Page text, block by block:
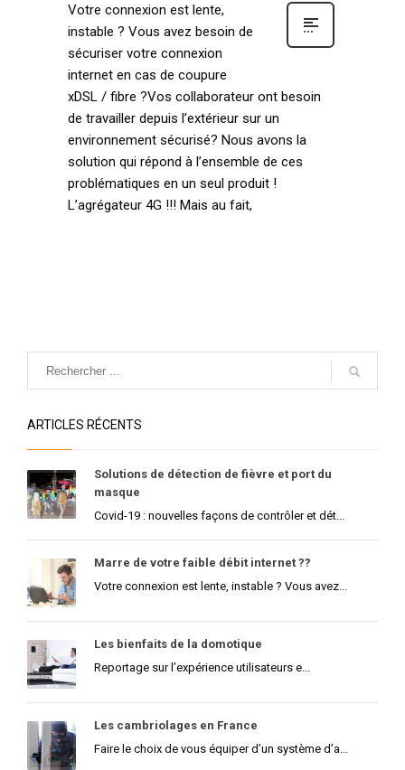
Votre connexion est lente,
instable ? Vous avez besoin de
sécuriser votre connexion
internet en cas de coupure
xDSL / fibre ?Vos collaborateur ont besoin
de travailler depuis l’extérieur sur un
environnement sécurisé? Nous avons la
solution qui répond à l’ensemble de ces
problématiques en un seul produit !
L’agrégateur 4G !!! Mais au fait,
ARTICLES RÉCENTS
Solutions de détection de fièvre et port du
masque
Covid-19 : nouvelles façons de contrôler et dét...
Marre de votre faible débit internet ??
Votre connexion est lente, instable ? Vous avez...
Les bienfaits de la domotique
Reportage sur l’expérience utilisateurs e...
Les cambriolages en France
Faire le choix de vous équiper d’un système d’a...